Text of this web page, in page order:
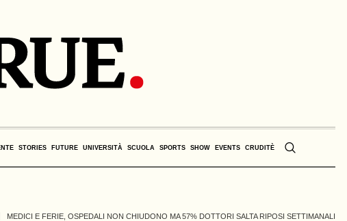
STORIES FUTURE UNIVERSITÀ SCUOLA SPORTS SHOW EVENTS CRUDITÈ
MEDICI E FERIE, OSPEDALI NON CHIUDONO MA 57% DOTTORI SALTA RIPOSI SETTIMANALI